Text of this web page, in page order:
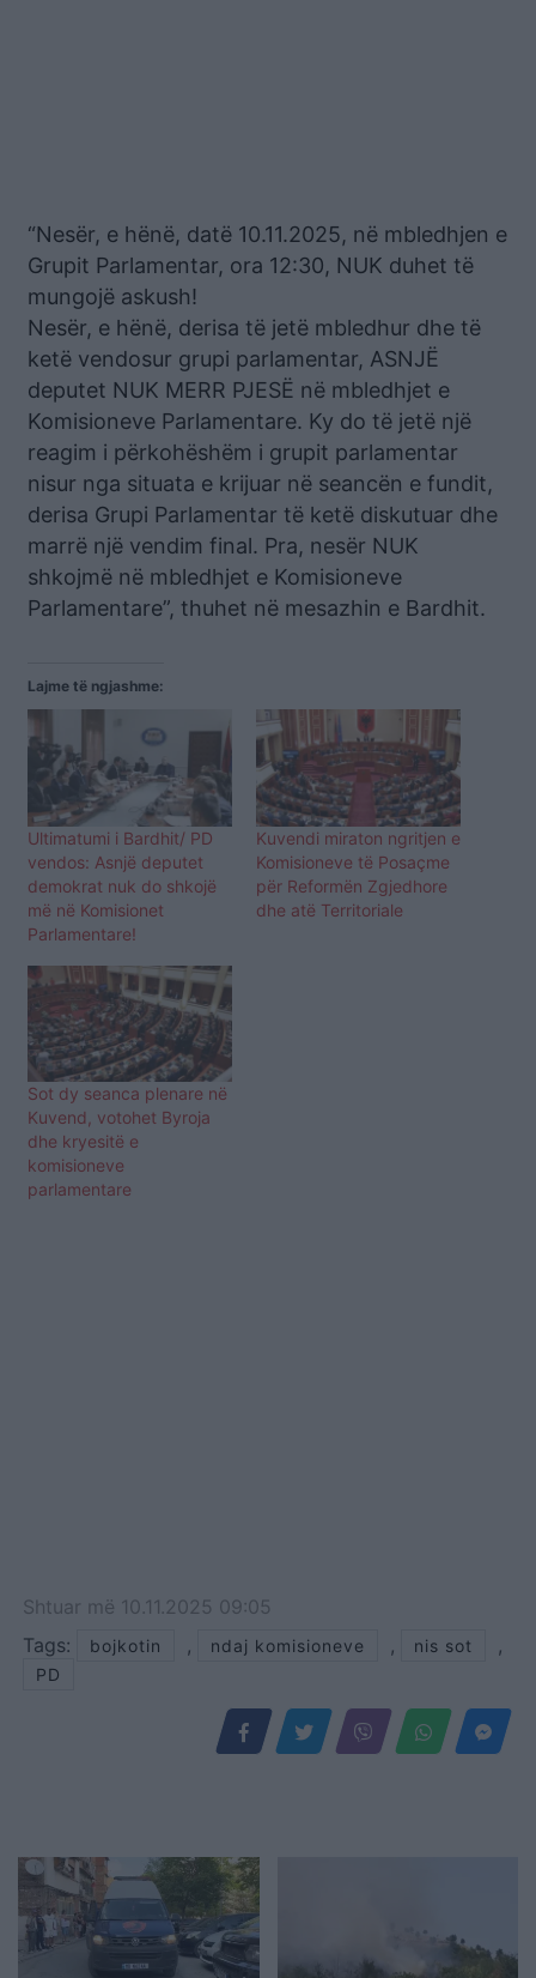
“Nesër, e hënë, datë 10.11.2025, në mbledhjen e
Grupit Parlamentar, ora 12:30, NUK duhet të
mungojë askush!
Nesër, e hënë, derisa të jetë mbledhur dhe të
ketë vendosur grupi parlamentar, ASNJË
deputet NUK MERR PJESË në mbledhjet e
Komisioneve Parlamentare. Ky do të jetë një
reagim i përkohëshëm i grupit parlamentar
nisur nga situata e krijuar në seancën e fundit,
derisa Grupi Parlamentar të ketë diskutuar dhe
marrë një vendim final. Pra, nesër NUK
shkojmë në mbledhjet e Komisioneve
Parlamentare”, thuhet në mesazhin e Bardhit.
Lajme të ngjashme:
Ultimatumi i Bardhit/ PD
vendos: Asnjë deputet
demokrat nuk do shkojë
më në Komisionet
Parlamentare!
Kuvendi miraton ngritjen e
Komisioneve të Posaçme
për Reformën Zgjedhore
dhe atë Territoriale
Sot dy seanca plenare në
Kuvend, votohet Byroja
dhe kryesitë e
komisioneve
parlamentare
Shtuar më 10.11.2025 09:05
Tags:
bojkotin , ndaj komisioneve , nis sot ,
PD